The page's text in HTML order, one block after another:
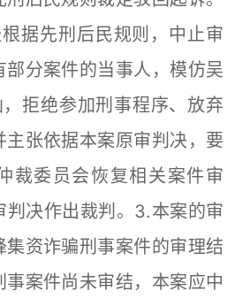
据先刑后民规则，中止审
部分案件的当事人，模仿吴
拒绝参加刑事程序、放弃
主张依据本案原审判决，要
裁委员会恢复相关案件审
判决作出裁判。3.本案的审
集资诈骗刑事案件的审理结
事案件尚未审结，本案应中